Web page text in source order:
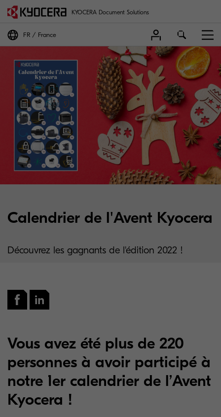
KYOCERA Document Solutions
FR France
Calendrier de l'Avent Kyocera
Découvrez les gagnants de l'édition 2022 !
Vous avez été plus de 220
personnes à avoir participé à
notre 1er calendrier de l’Avent
Kyocera !